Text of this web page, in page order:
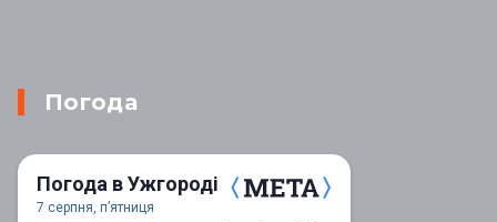
Погода
Погода в Ужгороді
7 серпня, пʼятниця